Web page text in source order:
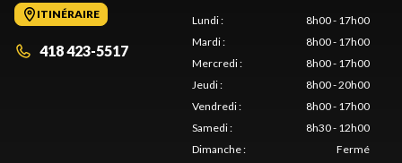
ITINÉRAIRE
418 423-5517
Lundi:
8h00 - 17h00
Mardi:
8h00 - 17h00
Mercredi:
8h00 - 17h00
Jeudi:
8h00 - 20h00
Vendredi:
8h00 - 17h00
Samedi:
8h30 - 12h00
Dimanche: Fermé